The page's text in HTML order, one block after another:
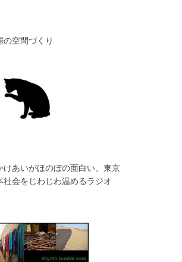
空間づくり
けあいがほのぼの面白い。東京
社会をじわじわ温めるラジオ